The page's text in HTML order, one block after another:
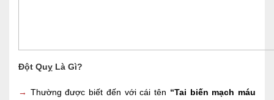
Đột Quỵ Là Gì?
→ Thường được biết đến với cái tên “Tai biến mạch máu